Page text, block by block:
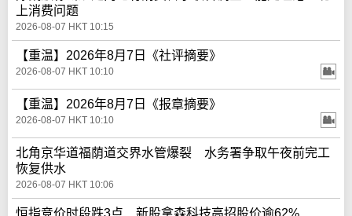
上消费问题
2026-08-07 HKT 10:15
【重温】2026年8月7日《社评摘要》
2026-08-07 HKT 10:10
【重温】2026年8月7日《报章摘要》
2026-08-07 HKT 10:10
北角京华道福荫道交界水管爆裂 水务署争取午夜前完工
恢复供水
2026-08-07 HKT 10:06
恒指竞价时段跌3点 新股拿森科技高招股价逾62%